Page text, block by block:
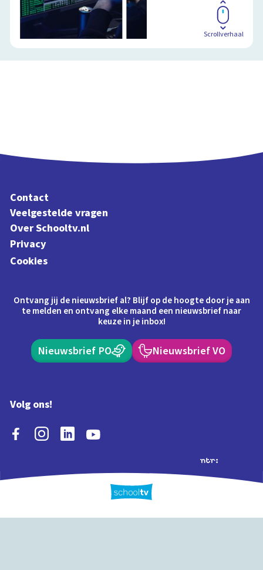
Scrollverhaal
Contact
Veelgestelde vragen
Over Schooltv.nl
Privacy
Cookies
Ontvang jij de nieuwsbrief al? Blijf op de hoogte door je aan
te melden en ontvang elke maand een nieuwsbrief naar
keuze in je inbox!
Nieuwsbrief PO Nieuwsbrief VO
Volg ons!